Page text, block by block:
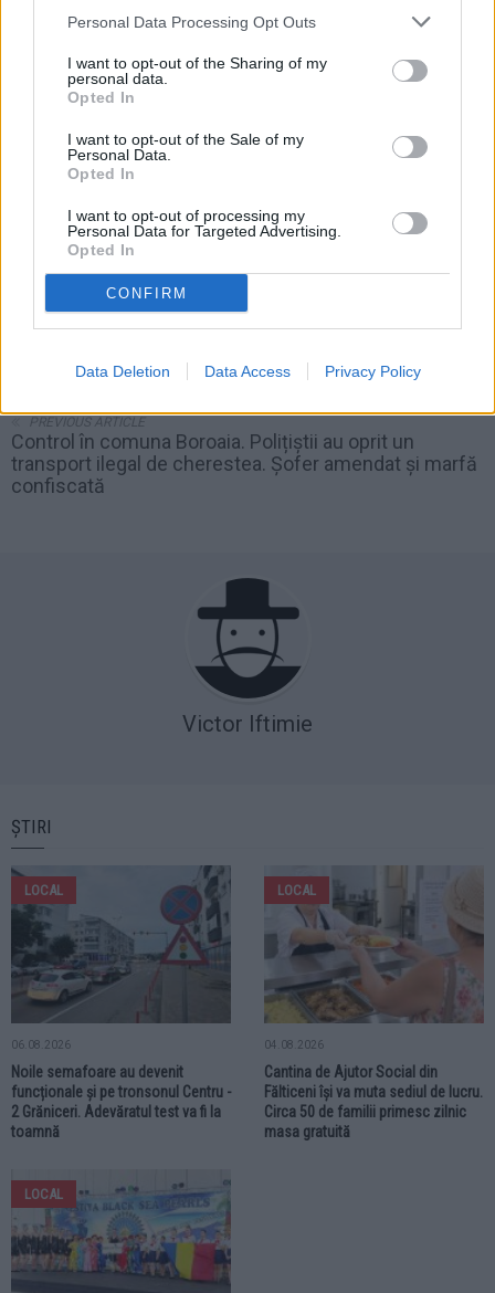
Personal Data Processing Opt Outs
I want to opt-out of the Sharing of my
personal data.
Opted In
I want to opt-out of the Sale of my
Personal Data.
Opted In
I want to opt-out of processing my
Personal Data for Targeted Advertising.
Opted In
CONFIRM
Data Deletion Data Access Privacy Policy
Nouă școli din zona Fălticeni au pus bazele „Școlii de
PREVIOUS ARTICLE
Control în comuna Boroaia. Polițiștii au oprit un
transport ilegal de cherestea. Șofer amendat și marfă
confiscată
Victor Iftimie
ȘTIRI
LOCAL
06.08.2026
Noile semafoare au devenit
funcționale și pe tronsonul Centru -
2 Grăniceri. Adevăratul test va fi la
toamnă
LOCAL
04.08.2026
Cantina de Ajutor Social din
Fălticeni își va muta sediul de lucru.
Circa 50 de familii primesc zilnic
masa gratuită
LOCAL